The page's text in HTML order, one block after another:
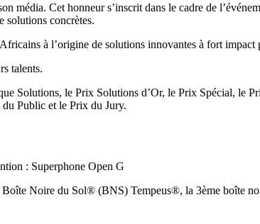
Cet honneur s’inscrit dans le cadre de
solutions concrètes.
à l’origine de solutions innovantes à fort impact
talents.
Solutions, le Prix Solutions d’Or, le Prix Spécial, le
Public et le Prix du Jury.
: Superphone Open G
Noire du Sol® (BNS) Tempeus®, la 3ème boîte